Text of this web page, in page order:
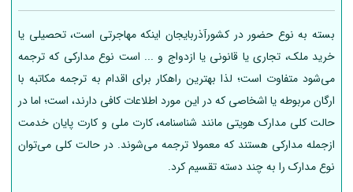
بسته به نوع حضور در کشورآذربایجان اینکه مهاجرتی است، تحصیلی یا
خرید ملک، تجاری یا قانونی یا ازدواج و ... است نوع مدارکی که ترجمه
می‌شود متفاوت است؛ لذا بهترین راهکار برای اقدام به ترجمه مکاتبه با
ارگان مربوطه یا اشخاصی که در این مورد اطلاعات کافی دارند، است؛ اما در
حالت کلی مدارک هویتی مانند شناسنامه، کارت ملی و کارت پایان خدمت
ازجمله مدارکی هستند که معمولا ترجمه می‌شوند. در حالت کلی می‌توان
نوع مدارک را به چند دسته تقسیم کرد.